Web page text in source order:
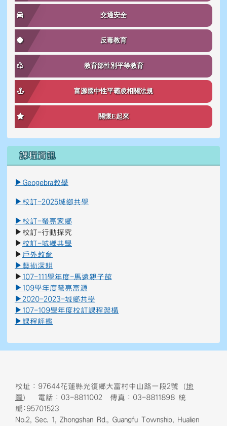
交通安全
反毒教育
教育部性別平等教育
富源國中性平霸凌相關法規
關懷E起來
課程資訊
link to \ \"\\"_blank\\"\"
link to https://reurl.cc/K8Ko7g _blank
▶ Geogebra教學
▶ 校訂-2025城鄉共學
▶ 校訂-螢亮家鄉
▶ 校訂-行動探究
▶ 校訂-城鄉共學
▶ 戶外教育
▶ 藝術深耕
▶ 107-111學年度-馬遠親子館
▶ 109學年度螢亮富源
▶ 2020-2023-城鄉共學
▶ 107-109學年度校訂課程架構
▶ 課程評鑑
校址：97644花蓮縣光復鄉大富村中山路一段2號（地
圖 ） 電話：03-8811002 傳真：03-8811898 統
編:95701523
No.2, Sec. 1, Zhongshan Rd., Guangfu Township, Hualien